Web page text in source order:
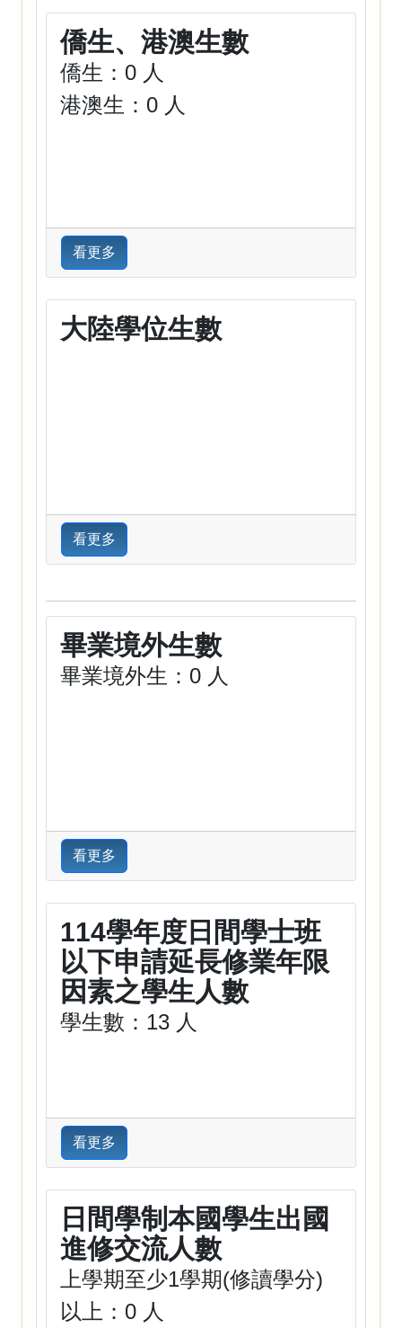
僑生、港澳生數
僑生：0 人
港澳生：0 人
看更多
大陸學位生數
看更多
畢業境外生數
畢業境外生：0 人
看更多
114學年度日間學士班
以下申請延長修業年限
因素之學生人數
學生數：13 人
看更多
日間學制本國學生出國
進修交流人數
上學期至少1學期(修讀學分)
以上：0 人